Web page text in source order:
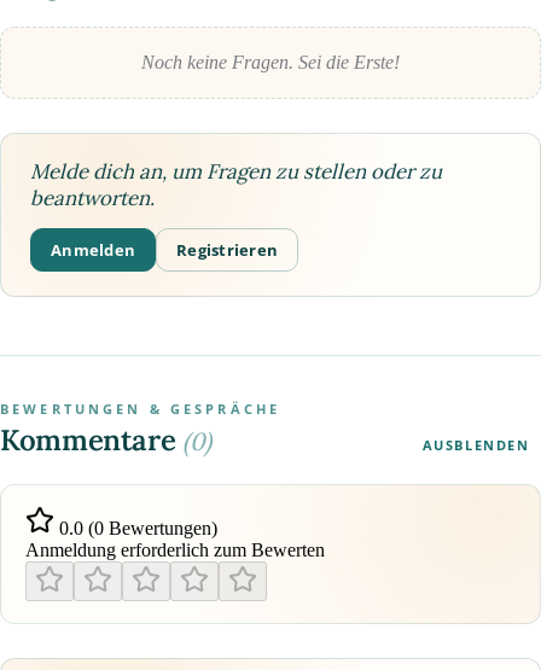
Noch keine Fragen. Sei die Erste!
Melde dich an, um Fragen zu stellen oder zu
beantworten.
Anmelden Registrieren
BEWERTUNGEN & GESPRÄCHE
Kommentare (0) AUSBLENDEN
0.0 (0 Bewertungen)
Anmeldung erforderlich zum Bewerten